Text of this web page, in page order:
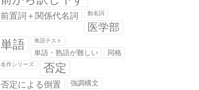
前置詞＋関係代名詞 動名詞
医学部
単語 単語テスト
単語・熟語が難しい 同格
名作シリーズ 否定
否定による倒置 強調構文